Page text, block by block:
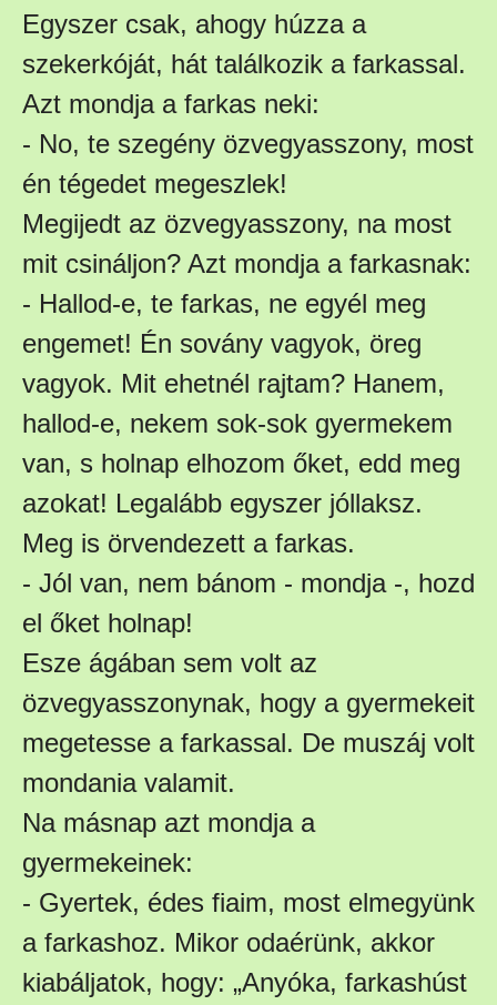
Egyszer csak, ahogy húzza a
szekerkóját, hát találkozik a farkassal.
Azt mondja a farkas neki:
- No, te szegény özvegyasszony, most
én tégedet megeszlek!
Megijedt az özvegyasszony, na most
mit csináljon? Azt mondja a farkasnak:
- Hallod-e, te farkas, ne egyél meg
engemet! Én sovány vagyok, öreg
vagyok. Mit ehetnél rajtam? Hanem,
hallod-e, nekem sok-sok gyermekem
van, s holnap elhozom őket, edd meg
azokat! Legalább egyszer jóllaksz.
Meg is örvendezett a farkas.
- Jól van, nem bánom - mondja -, hozd
el őket holnap!
Esze ágában sem volt az
özvegyasszonynak, hogy a gyermekeit
megetesse a farkassal. De muszáj volt
mondania valamit.
Na másnap azt mondja a
gyermekeinek:
- Gyertek, édes fiaim, most elmegyünk
a farkashoz. Mikor odaérünk, akkor
kiabáljatok, hogy: „Anyóka, farkashúst